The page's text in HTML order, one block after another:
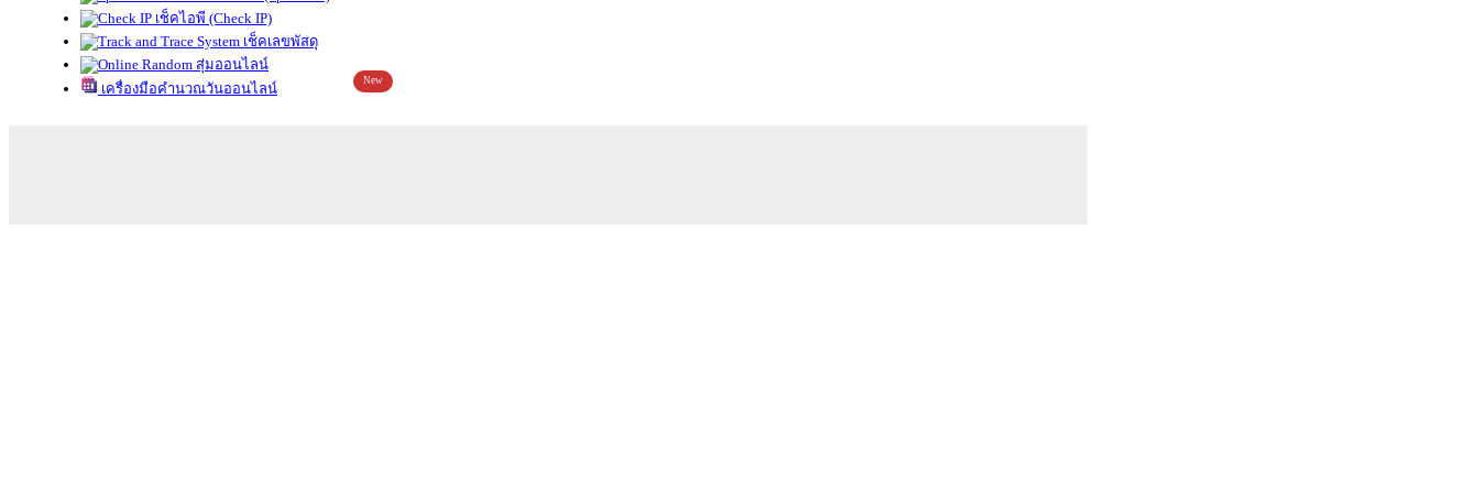
เช็คไอพี (Check IP)
เช็คเลขพัสดุ
สุ่มออนไลน์
เครื่องมือคำนวณวันออนไลน์
New